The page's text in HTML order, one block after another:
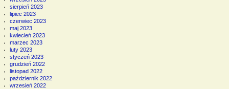
sierpień 2023
lipiec 2023
czerwiec 2023
maj 2023
kwiecień 2023
marzec 2023
luty 2023
styczeń 2023
grudzień 2022
listopad 2022
październik 2022
wrzesień 2022